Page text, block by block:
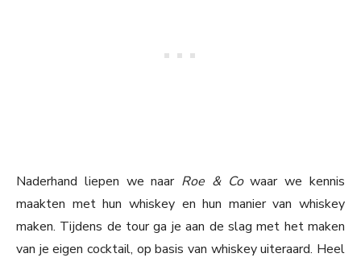
Naderhand liepen we naar Roe & Cowaar we kennis
maakten met hun whiskey en hun manier van whiskey
maken. Tijdens de tour ga je aan de slag met het maken
van je eigen cocktail, op basis van whiskey uiteraard. Heel